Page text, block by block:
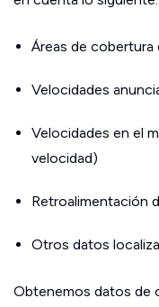
Áreas de cobertura
Velocidades
Velocidades en el
velocidad)
Retroalimentación
Otros datos
Obtenemos datos de